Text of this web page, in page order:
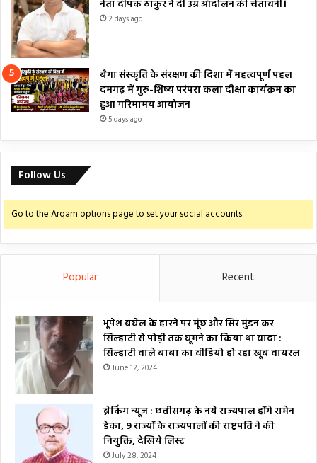
नेता दीपक ठाकुर ने दी उग्र आंदोलन की चेतावनी।
2 days ago
बैगा संस्कृति के संरक्षण की दिशा में महत्वपूर्ण पहल
दमगढ़ में गुरु-शिष्य परंपरा कला दीक्षा कार्यक्रम का
हुआ गरिमामय आयोजन
5 days ago
Follow Us
Go to the Arqam options page to set your social accounts.
Popular Recent
भूपेश बघेल के हारने पर मूंछ और सिर मुंडन कर
सिल्हाटी से पोड़ी तक घूमने का किया था वादा :
सिल्हाटी वाले बाबा का वीडियो हो रहा खूब वायरल
June 12, 2024
ब्रेकिंग न्यूज : छत्तीसगढ़ के नये राज्यपाल होंगे रामेन
डेका, 9 राज्यों के राज्यपालों की राष्ट्रपति ने की
नियुक्ति, देखिये लिस्ट
July 28, 2024